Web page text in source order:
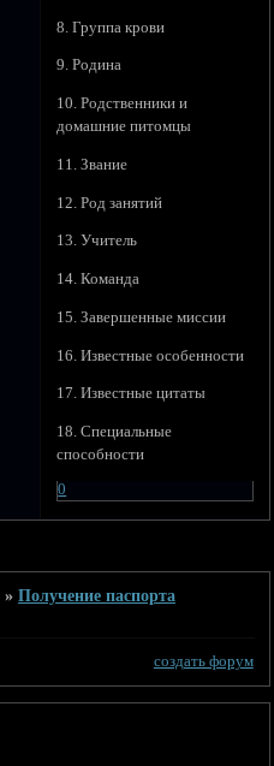
8. Группа крови
9. Родина
10. Родственники и
домашние питомцы
11. Звание
12. Род занятий
13. Учитель
14. Команда
15. Завершенные миссии
16. Известные особенности
17. Известные цитаты
18. Специальные
способности
0
»Получение паспорта
создать форум